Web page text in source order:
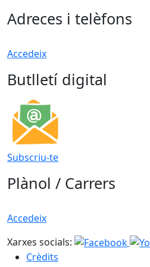
Adreces i telèfons
Accedeix
Butlletí digital
Subscriu-te
Plànol / Carrers
Accedeix
Xarxes socials:
Crèdits